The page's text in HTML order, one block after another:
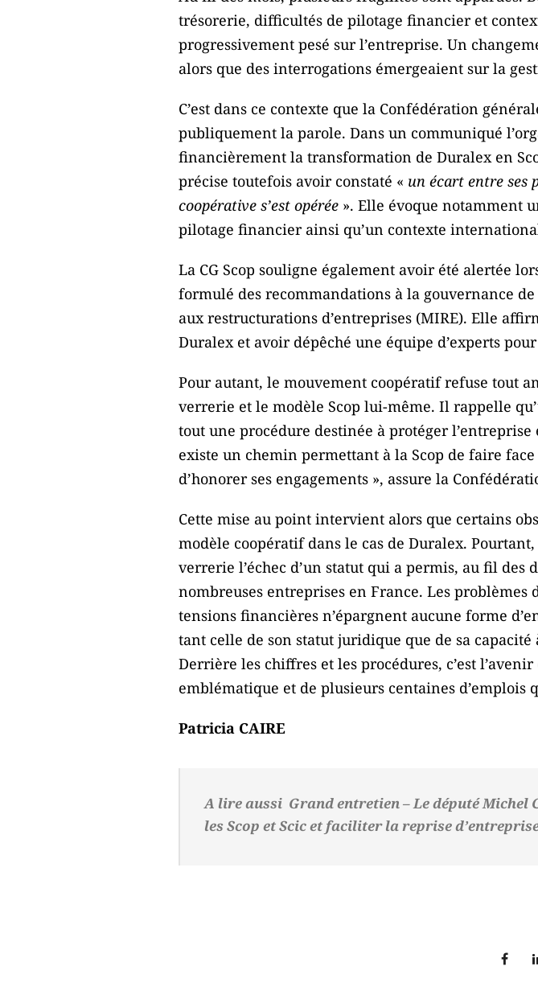
trésorerie, difficultés de pilotage financier et
progressivement pesé sur l’entreprise. Un
alors que des interrogations émergeaient sur la
C’est dans ce contexte que la Confédération
publiquement la parole. Dans un communiqué
financièrement la transformation de Duralex en
précise toutefois avoir constaté « un écart entre ses
coopérative s’est opérée ». Elle évoque notamment
pilotage financier ainsi qu’un contexte
La CG Scop souligne également avoir été alertée
formulé des recommandations à la gouvernance
aux restructurations d’entreprises (MIRE). Elle
Duralex et avoir dépêché une équipe d’experts
Pour autant, le mouvement coopératif refuse tout
verrerie et le modèle Scop lui-même. Il rappelle
tout une procédure destinée à protéger
existe un chemin permettant à la Scop de faire
d’honorer ses engagements », assure la
Cette mise au point intervient alors que certains
modèle coopératif dans le cas de Duralex.
verrerie l’échec d’un statut qui a permis, au fil des
nombreuses entreprises en France. Les
tensions financières n’épargnent aucune forme
tant celle de son statut juridique que de sa
Derrière les chiffres et les procédures, c’est
emblématique et de plusieurs centaines d’emplois
Patricia CAIRE
A lire aussi Grand entretien – Le député
les Scop et Scic et faciliter la reprise